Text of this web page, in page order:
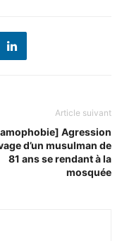
Article suivant
Agression
d’un musulman de
81 ans se rendant à la
mosquée